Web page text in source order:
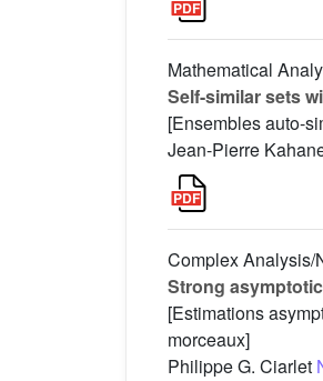
Mathematical
Self-similar sets
[Ensembles auto-
Jean-Pierre
Complex
Strong
[Estimations
morceaux]
Philippe G. Ciarlet